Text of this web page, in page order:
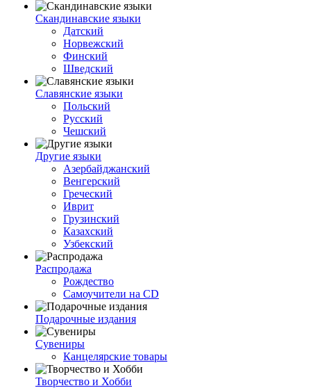
Скандинавские языки
Датский
Норвежский
Финский
Шведский
Славянские языки
Польский
Русский
Чешский
Другие языки
Азербайджанский
Венгерский
Греческий
Иврит
Грузинский
Казахский
Узбекский
Распродажа
Рождество
Самоучители на CD
Подарочные издания
Сувениры
Канцелярские товары
Творчество и Хобби